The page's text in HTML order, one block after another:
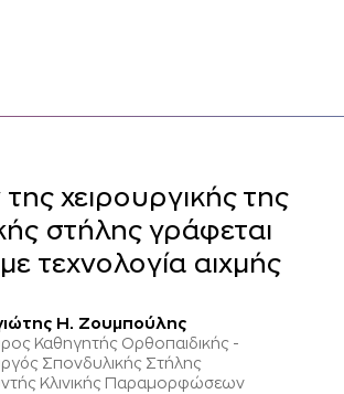
χειρουργικής της
στήλης γράφεται
τεχνολογία αιχμής
Η. Ζουμπούλης
Καθηγητής Ορθοπαιδικής -
Σπονδυλικής Στήλης
Κλινικής Παραμορφώσεων